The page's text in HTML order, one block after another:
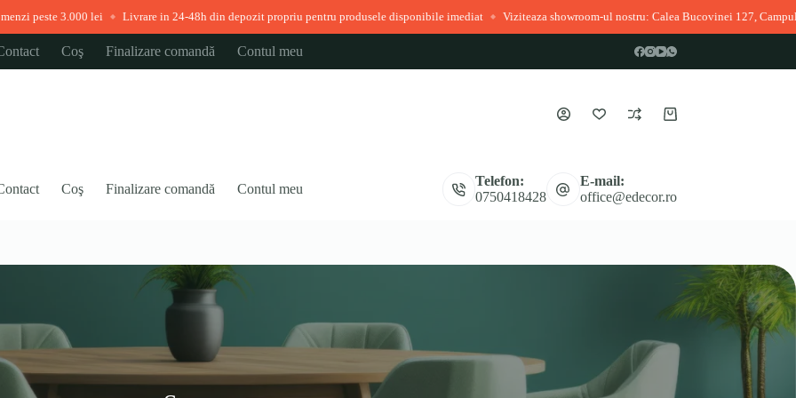
3.000 lei ◆ Livrare in 24-48h din depozit propriu pentru produsele disponibile imediat ◆ Viziteaza showroom-ul nostru: Calea Bucovinei 127, Campulung
Coş Finalizare comandă Contul meu
Coș
Coş Finalizare comandă Contul meu
Telefon:
0750418428
E-mail:
office@edecor.ro